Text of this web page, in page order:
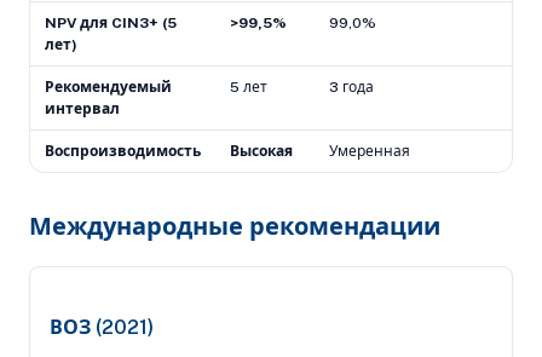
NPV для CIN3+ (5
лет)
>99,5% 99,0%
Рекомендуемый
интервал
5 лет 3 года
Воспроизводимость Высокая Умеренная
Международные рекомендации
ВОЗ (2021)